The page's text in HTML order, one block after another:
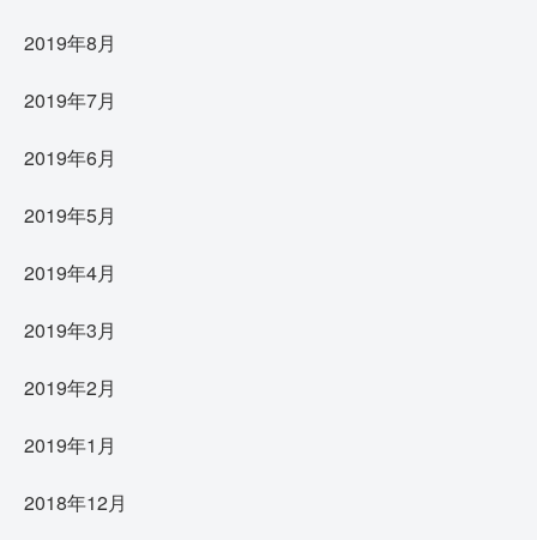
2019年8月
2019年7月
2019年6月
2019年5月
2019年4月
2019年3月
2019年2月
2019年1月
2018年12月